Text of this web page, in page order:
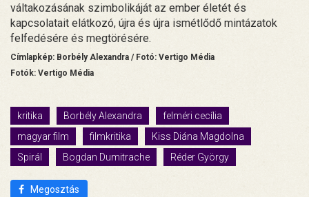
váltakozásának szimbolikáját az ember életét és
kapcsolatait elátkozó, újra és újra ismétlődő mintázatok
felfedésére és megtörésére.
Címlapkép: Borbély Alexandra / Fotó: Vertigo Média
Fotók: Vertigo Média
kritika Borbély Alexandra
felméri cecília
magyar film
filmkritika
Kiss Diána Magdolna
Spirál
Bogdan Dumitrache Réder György
Megosztás